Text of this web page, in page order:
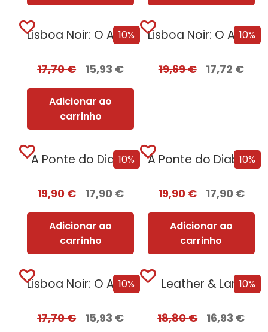
10%
Lisboa Noir: O Ano Negro de 1929
17,70€ 15,93 €
Adicionar ao
carrinho
10%
Lisboa Noir: O Ano Negro de 1929 com EDGES
19,69€ 17,72 €
10%
A Ponte do Diabo
19,90€ 17,90 €
Adicionar ao
carrinho
10%
A Ponte do Diabo + Oferta Recordação Mortal
19,90€ 17,90 €
Adicionar ao
carrinho
10%
Lisboa Noir: O Ano Negro de 1929 [Edição Autografada]
17,70€ 15,93 €
10%
Leather & Lark
18,80€ 16,93 €